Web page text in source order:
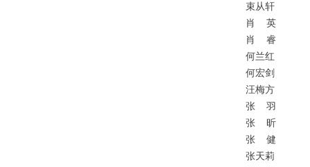
束从轩
肖
英
肖
睿
何兰红
何宏剑
汪梅方
张
羽
张
昕
张
健
张天莉